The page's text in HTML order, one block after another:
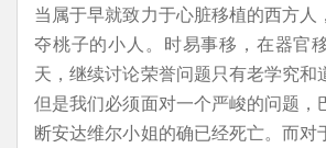
当属于早就致力于心脏移植的西方人
夺桃子的小人。时易事移，在器官
天，继续讨论荣誉问题只有老学究和
但是我们必须面对一个严峻的问题，
断安达维尔小姐的确已经死亡。而对